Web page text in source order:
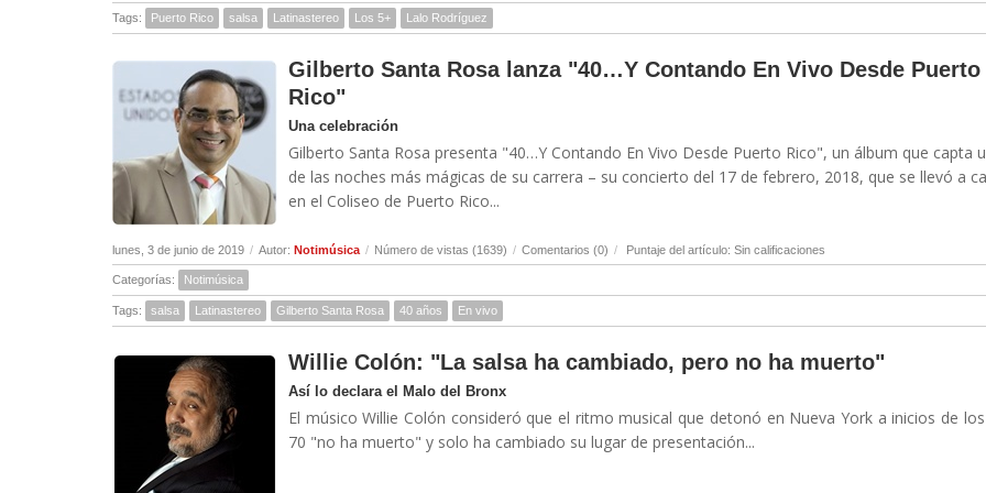
Tags: Puerto Rico salsa Latinastereo Los 5+ Lalo Rodríguez
Gilberto Santa Rosa lanza "40…Y Contando En Vivo Desde Puerto
Rico"
Una celebración
Gilberto Santa Rosa presenta "40…Y Contando En Vivo Desde Puerto Rico", un álbum que capta
de las noches más mágicas de su carrera – su concierto del 17 de febrero, 2018, que se llevó a
en el Coliseo de Puerto Rico...
lunes, 3 de junio de 2019 / Autor: Notimúsica / Número de vistas (1639) / Comentarios (0) / Puntaje del artículo: Sin calificaciones
Categorías: Notimúsica
Tags: salsa Latinastereo Gilberto Santa Rosa 40 años En vivo
Willie Colón: "La salsa ha cambiado, pero no ha muerto"
Así lo declara el Malo del Bronx
El músico Willie Colón consideró que el ritmo musical que detonó en Nueva York a inicios de
70 "no ha muerto" y solo ha cambiado su lugar de presentación...